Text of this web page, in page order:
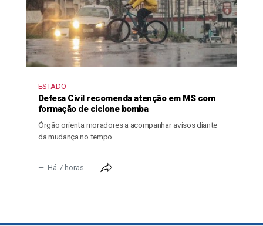
ESTADO
Defesa Civil recomenda atenção em MS com
formação de ciclone bomba
Órgão orienta moradores a acompanhar avisos diante
da mudança no tempo
Há 7 horas